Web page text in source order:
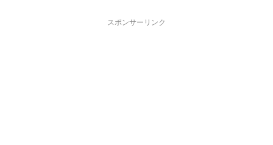
スポンサーリンク